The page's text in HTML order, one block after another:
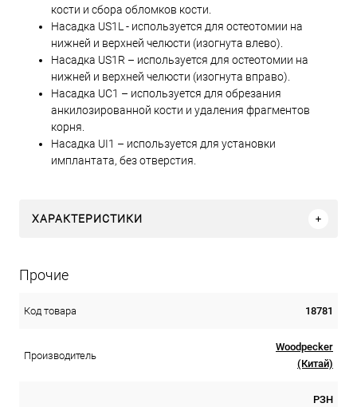
кости и сбора обломков кости.
Насадка US1L - используется для остеотомии на
нижней и верхней челюсти (изогнута влево).
Насадка US1R – используется для остеотомии на
нижней и верхней челюсти (изогнута вправо).
Насадка UC1 – используется для обрезания
анкилозированной кости и удаления фрагментов
корня.
Насадка UI1 – используется для установки
имплантата, без отверстия.
ХАРАКТЕРИСТИКИ
Прочие
Код товара 18781
Производитель
Woodpecker
(Китай)
РЗН